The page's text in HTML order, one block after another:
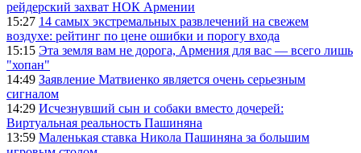
рейдерский захват НОК Армении
15:27 14 самых экстремальных развлечений на свежем
воздухе: рейтинг по цене ошибки и порогу входа
15:15 Эта земля вам не дорога, Армения для вас — всего лишь
"хопан"
14:49 Заявление Матвиенко является очень серьезным
сигналом
14:29 Исчезнувший сын и собаки вместо дочерей:
Виртуальная реальность Пашиняна
13:59 Маленькая ставка Никола Пашиняна за большим